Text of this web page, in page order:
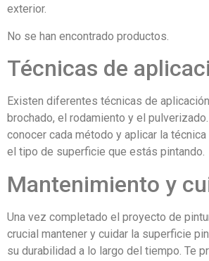
exterior.
No se han encontrado productos.
Técnicas de
Existen diferentes técnicas de
brochado, el rodamiento y el
conocer cada método y aplicar la
el tipo de superficie que estás pintando.
Mantenimiento y
Una vez completado el proyecto de
crucial mantener y cuidar la superficie
su durabilidad a lo largo del tiempo. Te